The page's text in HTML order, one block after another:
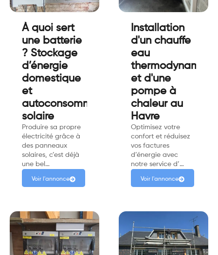
À quoi sert
une batterie
? Stockage
d’énergie
domestique
et
autoconsommation
solaire
Produire sa propre
électricité grâce à
des panneaux
solaires, c’est déjà
une bel…
Voir l'annonce
Installation
d'un chauffe
eau
et d'une
pompe à
chaleur au
Havre
Optimisez votre
confort et réduisez
vos factures
d’énergie avec
notre service d’…
Voir l'annonce